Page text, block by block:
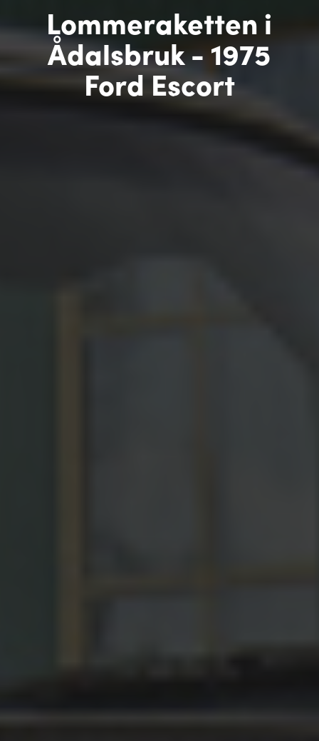
Lommeraketten i
Ådalsbruk - 1975
Ford Escort